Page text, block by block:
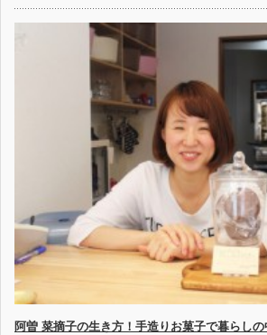
阿曽 菜摘子の生き方！手造りお菓子で暮らし